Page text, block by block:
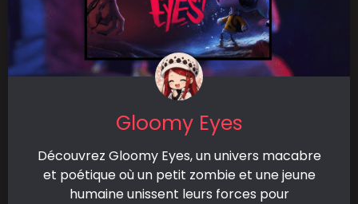
Gloomy Eyes
Découvrez Gloomy Eyes, un univers macabre
et poétique où un petit zombie et une jeune
humaine unissent leurs forces pour